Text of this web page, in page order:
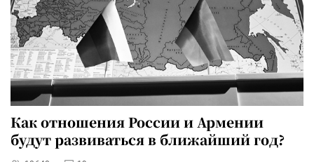
Как отношения России и Армении
будут развиваться в ближайший год?